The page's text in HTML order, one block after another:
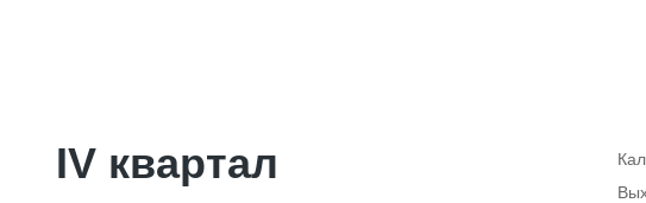
IV квартал